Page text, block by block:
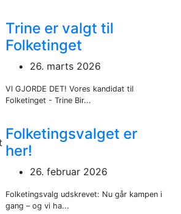
Trine er valgt til
Folketinget
26. marts 2026
VI GJORDE DET! Vores kandidat til
Folketinget - Trine Bir...
Folketingsvalget er
her!
26. februar 2026
Folketingsvalg udskrevet: Nu går kampen i
gang – og vi ha...